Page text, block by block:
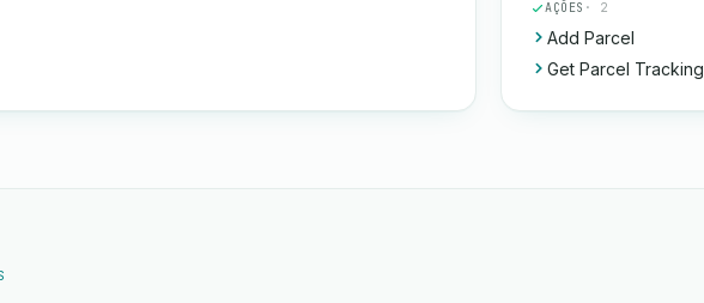
AÇÕES · 2
Add Parcel
Get Parcel Tracking